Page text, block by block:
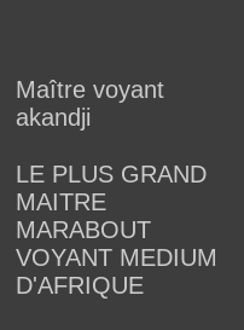
Maître voyant
akandji
LE PLUS GRAND
MAITRE
MARABOUT
VOYANT MEDIUM
D'AFRIQUE